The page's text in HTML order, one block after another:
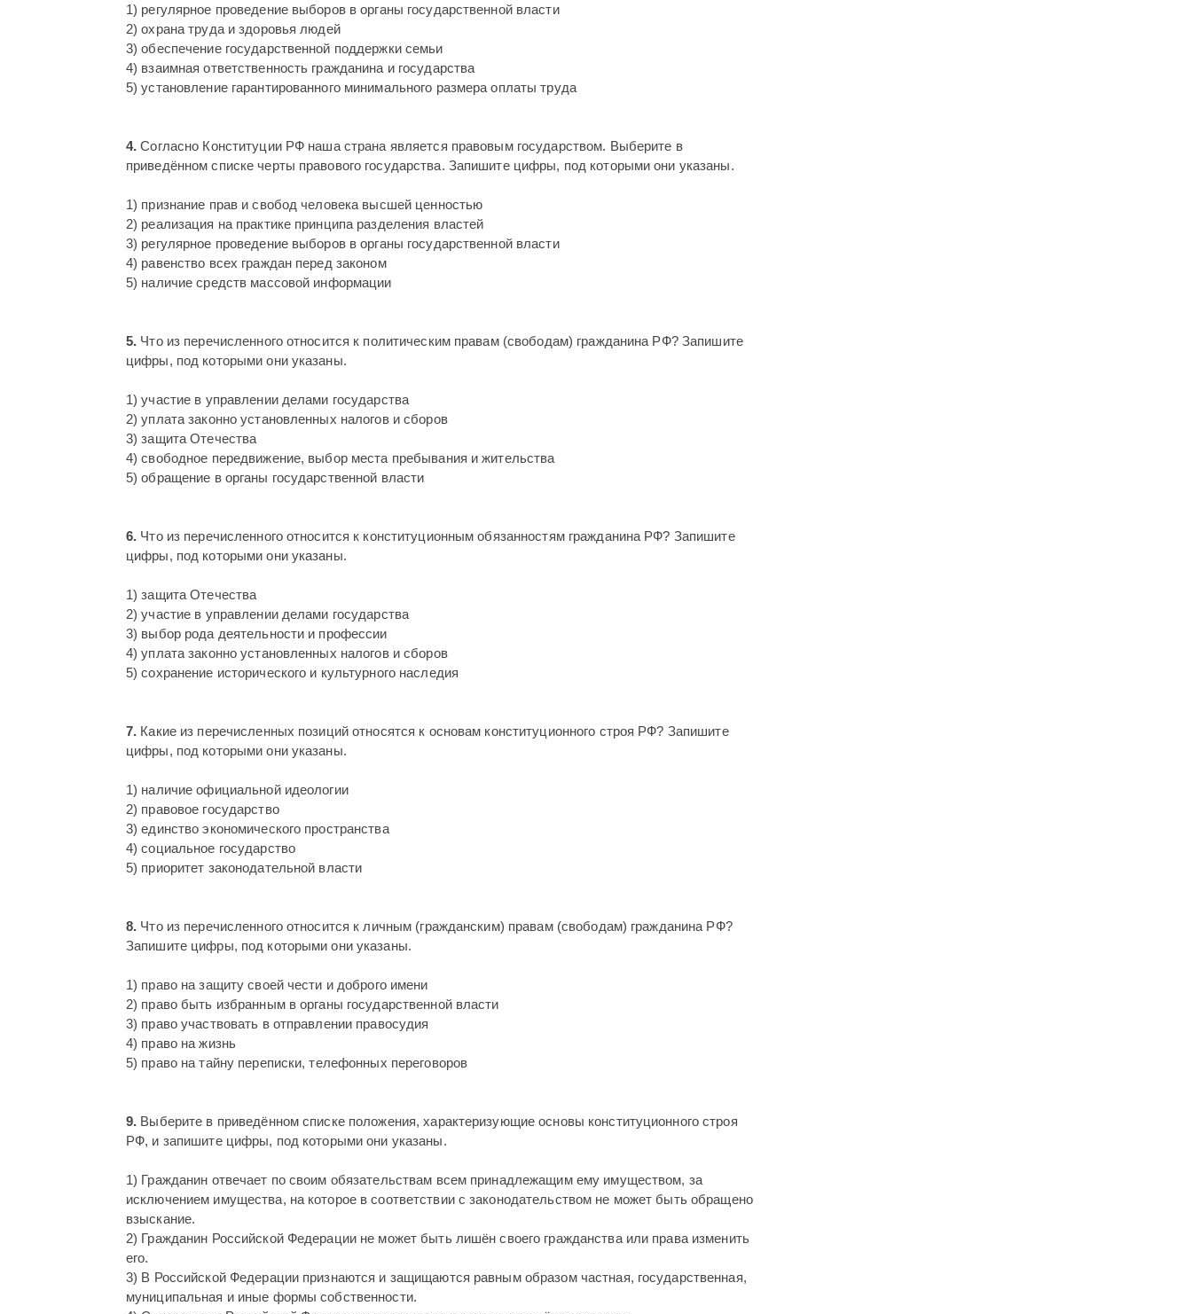
1) регулярное проведение выборов в органы государственной власти
2) охрана труда и здоровья людей
3) обеспечение государственной поддержки семьи
4) взаимная ответственность гражданина и государства
5) установление гарантированного минимального размера оплаты труда
4. Согласно Конституции РФ наша страна является правовым государством. Выберите в
приведённом списке черты правового государства. Запишите цифры, под которыми они указаны.
1) признание прав и свобод человека высшей ценностью
2) реализация на практике принципа разделения властей
3) регулярное проведение выборов в органы государственной власти
4) равенство всех граждан перед законом
5) наличие средств массовой информации
5. Что из перечисленного относится к политическим правам (свободам) гражданина РФ? Запишите
цифры, под которыми они указаны.
1) участие в управлении делами государства
2) уплата законно установленных налогов и сборов
3) защита Отечества
4) свободное передвижение, выбор места пребывания и жительства
5) обращение в органы государственной власти
6. Что из перечисленного относится к конституционным обязанностям гражданина РФ? Запишите
цифры, под которыми они указаны.
1) защита Отечества
2) участие в управлении делами государства
3) выбор рода деятельности и профессии
4) уплата законно установленных налогов и сборов
5) сохранение исторического и культурного наследия
7. Какие из перечисленных позиций относятся к основам конституционного строя РФ? Запишите
цифры, под которыми они указаны.
1) наличие официальной идеологии
2) правовое государство
3) единство экономического пространства
4) социальное государство
5) приоритет законодательной власти
8. Что из перечисленного относится к личным (гражданским) правам (свободам) гражданина РФ?
Запишите цифры, под которыми они указаны.
1) право на защиту своей чести и доброго имени
2) право быть избранным в органы государственной власти
3) право участвовать в отправлении правосудия
4) право на жизнь
5) право на тайну переписки, телефонных переговоров
9. Выберите в приведённом списке положения, характеризующие основы конституционного строя
РФ, и запишите цифры, под которыми они указаны.
1) Гражданин отвечает по своим обязательствам всем принадлежащим ему имуществом, за
исключением имущества, на которое в соответствии с законодательством не может быть обращено
взыскание.
2) Гражданин Российской Федерации не может быть лишён своего гражданства или права изменить
его.
3) В Российской Федерации признаются и защищаются равным образом частная, государственная,
муниципальная и иные формы собственности.